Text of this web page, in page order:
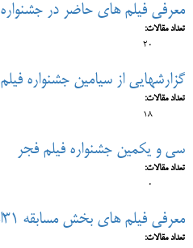
معرفی فیلم های حاضر در جشنواره
تعداد مقالات:
20
گزارش‎هایی از سی‎امین جشنواره فیلم فجر
تعداد مقالات:
18
سی و یکمین جشنواره فیلم فجر
تعداد مقالات:
0
معرفی فیلم های بخش مسابقه 31امین جشنواره فیلم فجر
تعداد مقالات: